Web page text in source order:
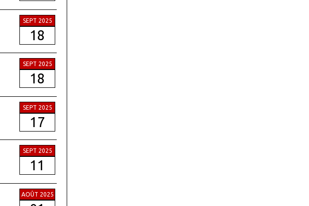
SEPT 2025
18
SEPT 2025
18
SEPT 2025
17
SEPT 2025
11
AOÛT 2025